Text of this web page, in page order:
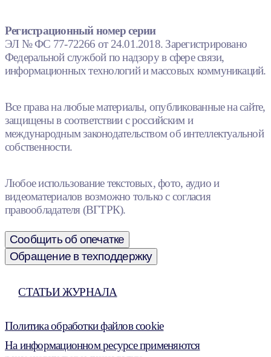
Регистрационный номер серии
ЭЛ № ФС 77-72266 от 24.01.2018. Зарегистрировано
Федеральной службой по надзору в сфере связи,
информационных технологий и массовых коммуникаций.
Все права на любые материалы, опубликованные на сайте,
защищены в соответствии с российским и
международным законодательством об интеллектуальной
собственности.
Любое использование текстовых, фото, аудио и
видеоматериалов возможно только с согласия
правообладателя (ВГТРК).
Сообщить об опечатке
Обращение в техподдержку
СТАТЬИ ЖУРНАЛА
Политика обработки файлов cookie
На информационном ресурсе применяются